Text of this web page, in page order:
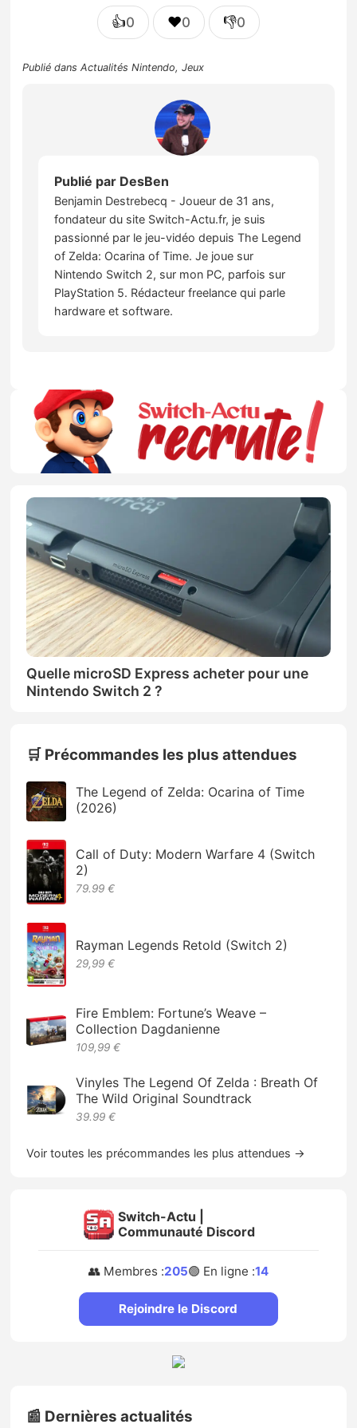
👍0 ❤️0 👎0
Publié dansActualités Nintendo,Jeux
Publié par DesBen
Benjamin Destrebecq - Joueur de 31 ans,
fondateur du site Switch-Actu.fr, je suis
passionné par le jeu-vidéo depuis The Legend
of Zelda: Ocarina of Time. Je joue sur
Nintendo Switch 2, sur mon PC, parfois sur
PlayStation 5. Rédacteur freelance qui parle
hardware et software.
Quelle microSD Express acheter pour une
Nintendo Switch 2 ?
🛒 Précommandes les plus attendues
The Legend of Zelda: Ocarina of Time
(2026)
Call of Duty: Modern Warfare 4 (Switch
2)
79.99 €
Rayman Legends Retold (Switch 2)
29,99 €
Fire Emblem: Fortune’s Weave –
Collection Dagdanienne
109,99 €
Vinyles The Legend Of Zelda : Breath Of
The Wild Original Soundtrack
39.99 €
Voir toutes les précommandes les plus attendues →
Switch-Actu |
Communauté Discord
👥 Membres :205🟢 En ligne :14
Rejoindre le Discord
📰 Dernières actualités